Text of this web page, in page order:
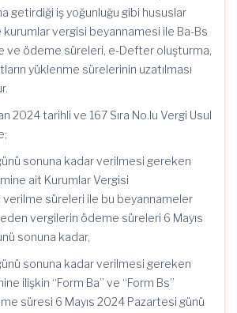
getirdiği iş yoğunluğu gibi hususlar
kurumlar vergisi beyannamesi ile Ba-Bs
ve ödeme süreleri, e-Defter oluşturma,
yüklenme sürelerinin uzatılması
2024 tarihli ve 167 Sıra No.lu Vergi Usul
sonuna kadar verilmesi gereken
ait Kurumlar Vergisi
verilme süreleri ile bu beyannameler
vergilerin ödeme süreleri 6 Mayıs
sonuna kadar,
sonuna kadar verilmesi gereken
ilişkin “Form Ba” ve “Form Bs”
süresi 6 Mayıs 2024 Pazartesi günü